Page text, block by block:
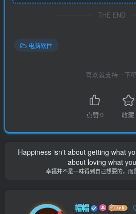
THE END
电脑软件
喜欢就支持一下
点赞0 收藏
Happiness isn't about getting what
about loving what
幸福并不是一味得到自己想要的，而
帽帽